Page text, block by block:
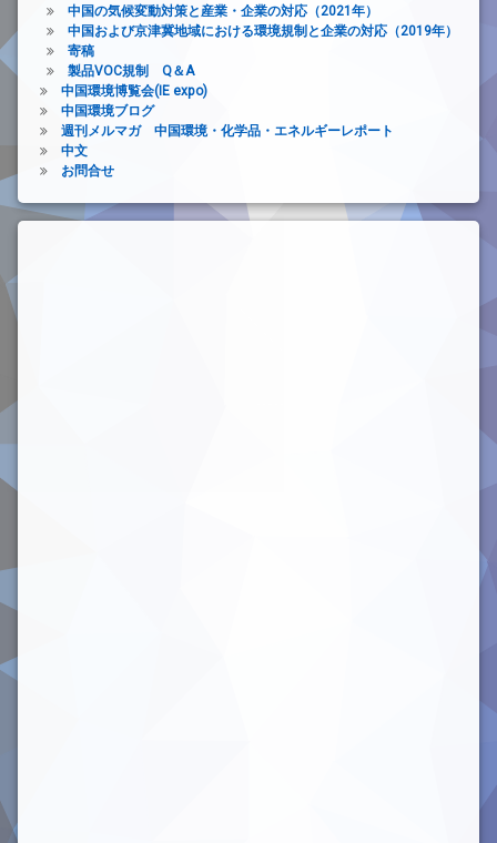
中国の気候変動対策と産業・企業の対応（2021年）
中国および京津冀地域における環境規制と企業の対応（2019年）
寄稿
製品VOC規制 Q＆A
中国環境博覧会(IE expo)
中国環境ブログ
週刊メルマガ 中国環境・化学品・エネルギーレポート
中文
お問合せ